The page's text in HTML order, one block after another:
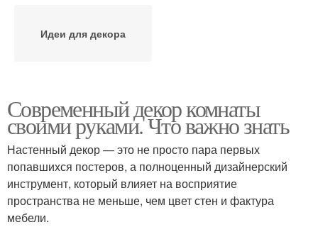
Идеи для декора
Современный декор комнаты
своими руками. Что важно знать
Настенный декор — это не просто пара первых
попавшихся постеров, а полноценный дизайнерский
инструмент, который влияет на восприятие
пространства не меньше, чем цвет стен и фактура
мебели.